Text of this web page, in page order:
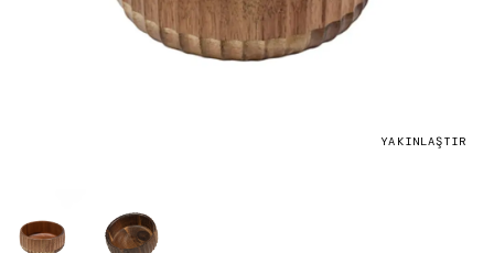
YAKINLAŞTIR